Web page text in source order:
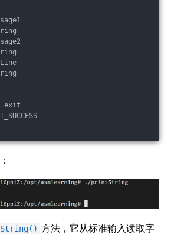
方法，它从标准输入读取字